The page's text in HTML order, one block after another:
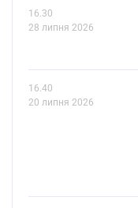
16.30
28 липня 2026
16.40
20 липня 2026